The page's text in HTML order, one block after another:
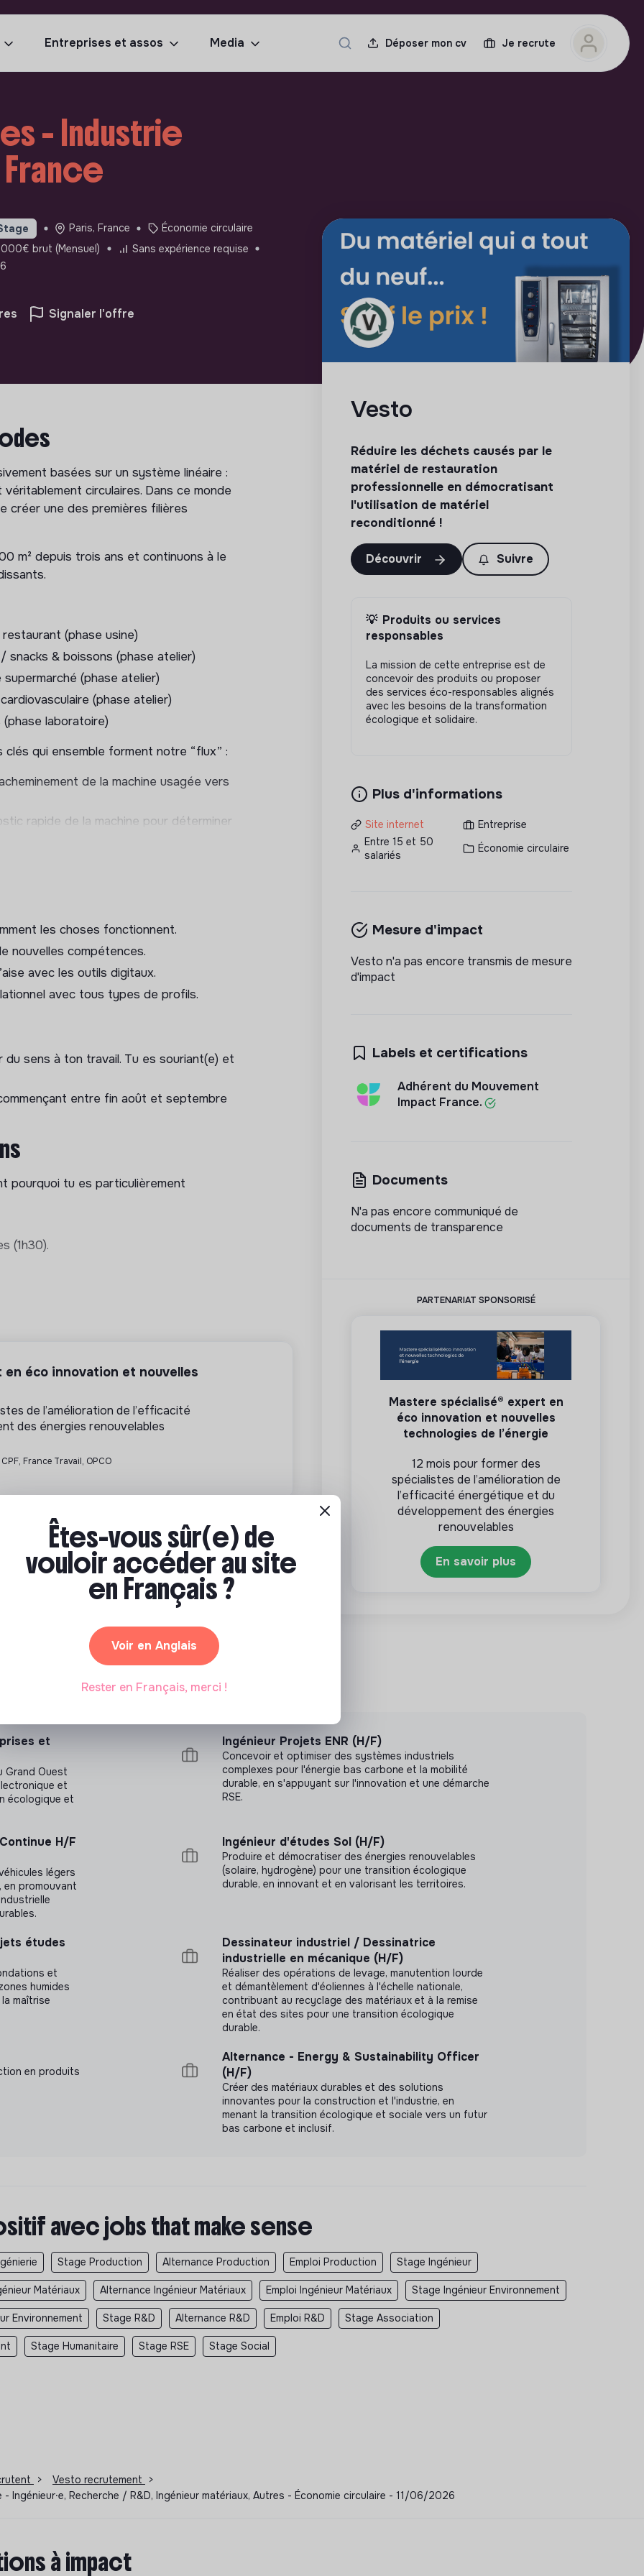
Entreprises et assos Media Déposer mon cv Je recrute
- Industrie
Paris, France
Économie circulaire
brut (Mensuel)
Sans expérience requise
Signaler l'offre
basées sur un système linéaire :
circulaires. Dans ce monde
créer une des premières filières
m² depuis trois ans et continuons à le
(phase usine)
snacks & boissons (phase atelier)
(phase atelier)
(phase atelier)
laboratoire)
qui ensemble forment notre “flux” :
de la machine usagée vers
rapide de la machine pour déterminer
informations et documentations
d’ augmenter son volume, sa
industrielle
le référent méthodes, le
ton rôle sera de participer à la mise
afin de faciliter et optimiser le travail des
et de manutention (les points de
de rangement des pièces/accessoires
pour les équipes (signalétiques,
achat d’outillage et d’équipement
racines des enjeux priorisés avec le
des équipes productives.
des solutions possibles à la résolution
qu’elles soient matérielles ou digitales
des solutions concrètes et utiles.
puis mois.
de projets concrets.
professionnel (laverie, cuisson,
et bien d’autres).
les choses fonctionnent.
nouvelles compétences.
avec les outils digitaux.
avec tous types de profils.
sens à ton travail. Tu es souriant(e) et
entre fin août et septembre
pourquoi tu es particulièrement
(1h30).
éco innovation et nouvelles
de l’amélioration de l’efficacité
des énergies renouvelables
CPF, France Travail, OPCO
Vesto
Réduire les déchets causés par le
matériel de restauration
professionnelle en démocratisant
l'utilisation de matériel
reconditionné !
Découvrir Suivre
💡 Produits ou services
responsables
La mission de cette entreprise est de
concevoir des produits ou proposer
des services éco-responsables alignés
avec les besoins de la transformation
écologique et solidaire.
Plus d'informations
Site internet
Entreprise
Entre 15 et 50
salariés
Économie circulaire
Mesure d'impact
Vesto n'a pas encore transmis de mesure
d'impact
Labels et certifications
Adhérent du Mouvement
Impact France.
Documents
N'a pas encore communiqué de
documents de transparence
PARTENARIAT SPONSORISÉ
Mastere spécialisé® expert en
éco innovation et nouvelles
technologies de l’énergie
12 mois pour former des
spécialistes de l’amélioration de
l’efficacité énergétique et du
développement des énergies
renouvelables
En savoir plus
et
Grand Ouest
et
écologique et
Ingénieur Projets ENR (H/F)
Concevoir et optimiser des systèmes industriels
complexes pour l'énergie bas carbone et la mobilité
durable, en s'appuyant sur l'innovation et une démarche
RSE.
H/F
légers
promouvant
Ingénieur d'études Sol (H/F)
Produire et démocratiser des énergies renouvelables
(solaire, hydrogène) pour une transition écologique
durable, en innovant et en valorisant les territoires.
études
et
humides
maîtrise
Dessinateur industriel / Dessinatrice
industrielle en mécanique (H/F)
Réaliser des opérations de levage, manutention lourde
et démantèlement d'éoliennes à l'échelle nationale,
contribuant au recyclage des matériaux et à la remise
en état des sites pour une transition écologique
durable.
en produits
Alternance - Energy & Sustainability Officer
(H/F)
Créer des matériaux durables et des solutions
innovantes pour la construction et l'industrie, en
menant la transition écologique et sociale vers un futur
bas carbone et inclusif.
avec jobs that make sense
Stage Production Alternance Production Emploi Production Stage Ingénieur
Matériaux Alternance Ingénieur Matériaux Emploi Ingénieur Matériaux Stage Ingénieur Environnement
Environnement Stage R&D Alternance R&D Emploi R&D Stage Association
Stage Humanitaire Stage RSE Stage Social
> Vesto recrutement
>
Recherche / R&D, Ingénieur matériaux, Autres - Économie circulaire - 11/06/2026
à impact
Êtes-vous sûr(e) de
vouloir accéder au site
en Français ?
Voir en Anglais
Rester en Français, merci !